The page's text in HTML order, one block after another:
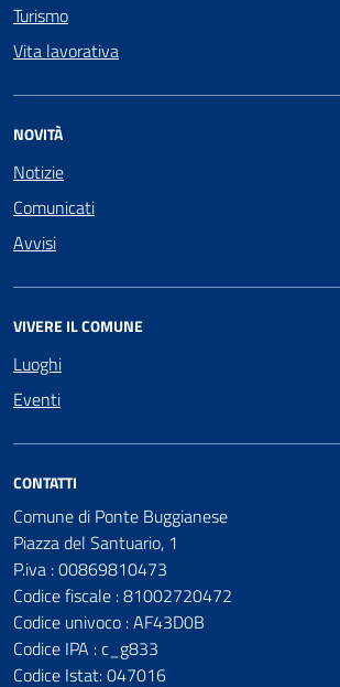
Turismo
Vita lavorativa
NOVITÀ
Notizie
Comunicati
Avvisi
VIVERE IL COMUNE
Luoghi
Eventi
CONTATTI
Comune di Ponte Buggianese
Piazza del Santuario, 1
P.iva : 00869810473
Codice fiscale : 81002720472
Codice univoco : AF43D0B
Codice IPA : c_g833
Codice Istat: 047016